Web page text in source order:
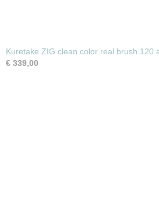
Kuretake ZIG clean color real brush 120
€ 339,00